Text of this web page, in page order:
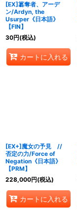
[EX]簒奪者、アーデ
ン/Ardyn, the
Usurper《日本語》
【FIN】
30円(税込)
カートに入れる
[EX+]魔女の予見 //
否定の力/Force of
Negation《日本語》
【PRM】
228,000円(税込)
カートに入れる